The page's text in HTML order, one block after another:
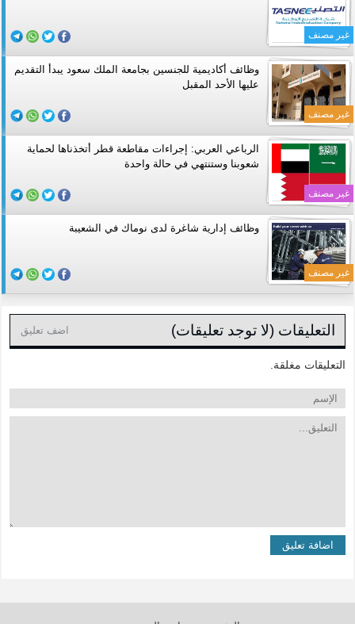
غير مصنف
غير مصنف
وظائف أكاديمية للجنسين بجامعة الملك سعود يبدأ التقديم
عليها الأحد المقبل
غير مصنف
الرباعي العربي: إجراءات مقاطعة قطر أتخذناها لحماية
شعوبنا وستنتهي في حالة واحدة
غير مصنف
وظائف إدارية شاغرة لدى نوماك في الشعيبة
التعليقات (لا توجد تعليقات) اضف تعليق
التعليقات مغلقة.